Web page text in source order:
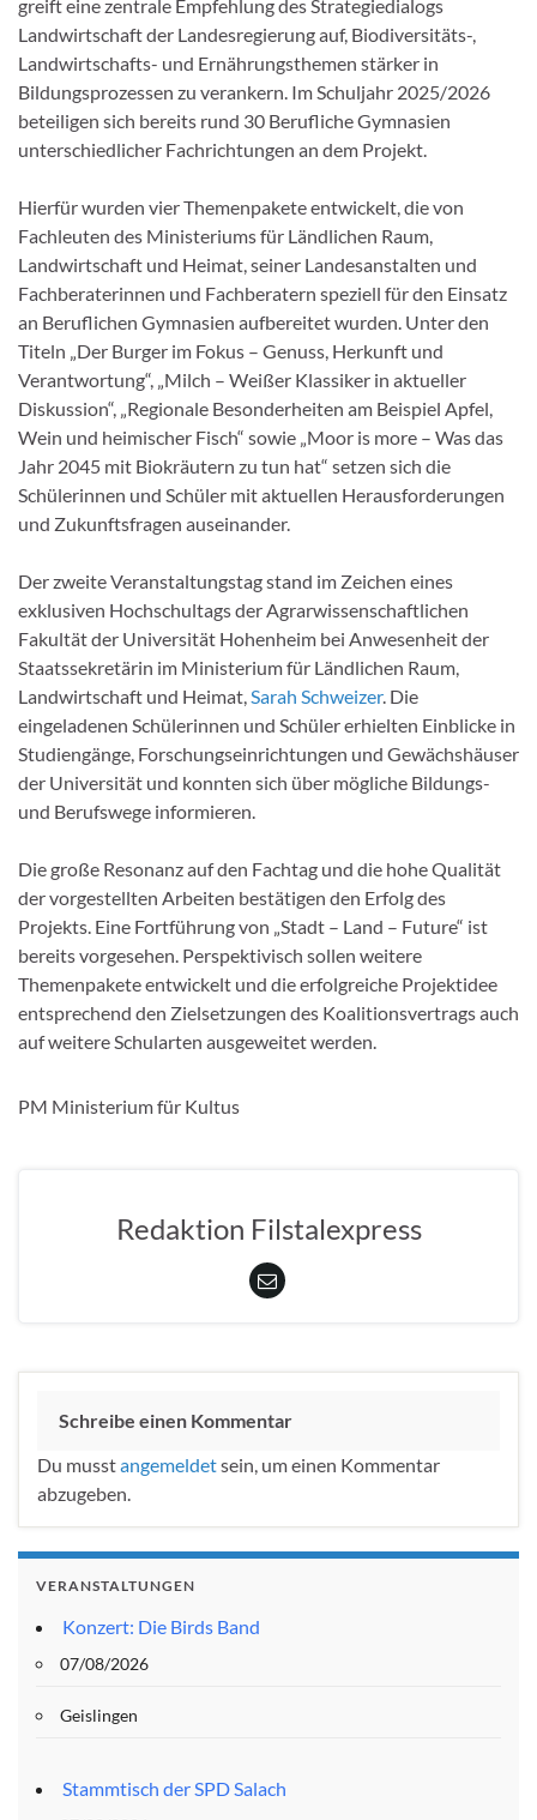
greift eine zentrale Empfehlung des Strategiedialogs
Landwirtschaft der Landesregierung auf, Biodiversitäts-,
Landwirtschafts- und Ernährungsthemen stärker in
Bildungsprozessen zu verankern. Im Schuljahr 2025/2026
beteiligen sich bereits rund 30 Berufliche Gymnasien
unterschiedlicher Fachrichtungen an dem Projekt.
Hierfür wurden vier Themenpakete entwickelt, die von
Fachleuten des Ministeriums für Ländlichen Raum,
Landwirtschaft und Heimat, seiner Landesanstalten und
Fachberaterinnen und Fachberatern speziell für den Einsatz
an Beruflichen Gymnasien aufbereitet wurden. Unter den
Titeln „Der Burger im Fokus – Genuss, Herkunft und
Verantwortung“, „Milch – Weißer Klassiker in aktueller
Diskussion“, „Regionale Besonderheiten am Beispiel Apfel,
Wein und heimischer Fisch“ sowie „Moor is more – Was das
Jahr 2045 mit Biokräutern zu tun hat“ setzen sich die
Schülerinnen und Schüler mit aktuellen Herausforderungen
und Zukunftsfragen auseinander.
Der zweite Veranstaltungstag stand im Zeichen eines
exklusiven Hochschultags der Agrarwissenschaftlichen
Fakultät der Universität Hohenheim bei Anwesenheit der
Staatssekretärin im Ministerium für Ländlichen Raum,
Landwirtschaft und Heimat,Sarah Schweizer. Die
eingeladenen Schülerinnen und Schüler erhielten Einblicke in
Studiengänge, Forschungseinrichtungen und Gewächshäuser
der Universität und konnten sich über mögliche Bildungs-
und Berufswege informieren.
Die große Resonanz auf den Fachtag und die hohe Qualität
der vorgestellten Arbeiten bestätigen den Erfolg des
Projekts. Eine Fortführung von „Stadt – Land – Future“ ist
bereits vorgesehen. Perspektivisch sollen weitere
Themenpakete entwickelt und die erfolgreiche Projektidee
entsprechend den Zielsetzungen des Koalitionsvertrags auch
auf weitere Schularten ausgeweitet werden.
PM Ministerium für Kultus
Redaktion Filstalexpress
Schreibe einen Kommentar
Du musstangemeldetsein, um einen Kommentar
abzugeben.
VERANSTALTUNGEN
Konzert: Die Birds Band
07/08/2026
Geislingen
Stammtisch der SPD Salach